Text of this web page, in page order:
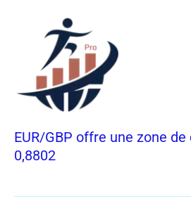
EUR/GBP offre une zone
0,8802